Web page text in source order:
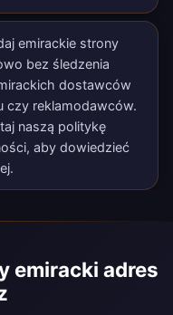
emirackie strony
bez śledzenia
dostawców
czy reklamodawców.
naszą politykę
, aby dowiedzieć
emiracki adres